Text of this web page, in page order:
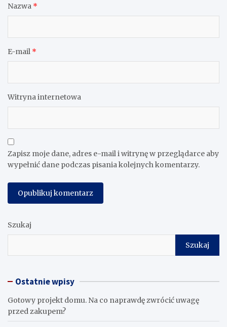
Nazwa *
E-mail *
Witryna internetowa
Zapisz moje dane, adres e-mail i witrynę w przeglądarce aby
wypełnić dane podczas pisania kolejnych komentarzy.
Szukaj
Szukaj
Ostatnie wpisy
Gotowy projekt domu. Na co naprawdę zwrócić uwagę
przed zakupem?